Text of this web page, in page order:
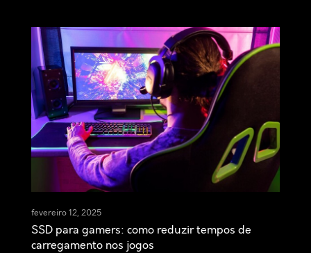
fevereiro 12, 2025
SSD para gamers: como reduzir tempos de
carregamento nos jogos